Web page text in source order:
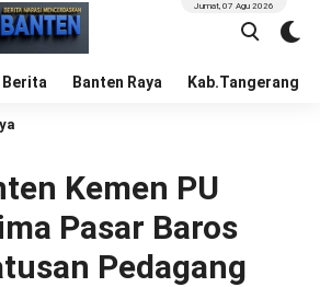
Berita Banten Raya Kab.Tangerang
Jumat, 07 Agu 2026
Kemen PU
Pasar Baros
Pedagang